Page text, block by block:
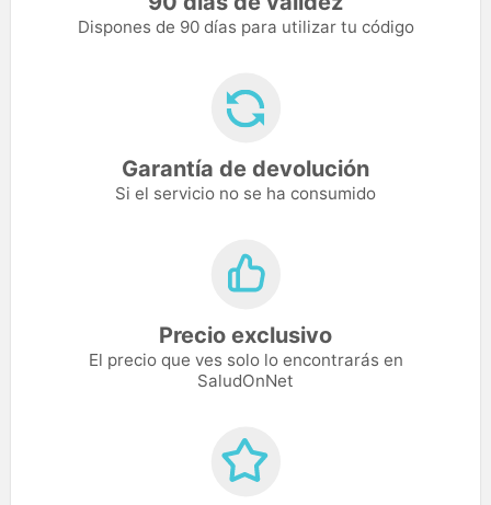
Dispones de 90 días para utilizar tu código
Garantía de devolución
Si el servicio no se ha consumido
Precio exclusivo
El precio que ves solo lo encontrarás en
SaludOnNet